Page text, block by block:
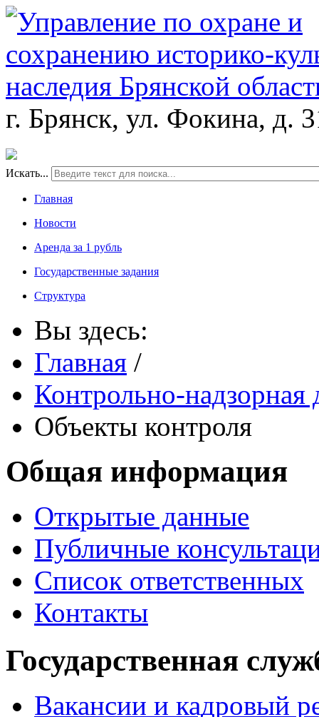
г. Брянск, ул. Фокина, д.
Искать...
Главная
Новости
Аренда за 1 рубль
Государственные задания
Структура
Вы здесь:
Главная /
Контрольно-надзорная
Объекты контроля
Общая информация
Открытые данные
Публичные
Список ответственных
Контакты
Государственная
Вакансии и кадровый